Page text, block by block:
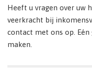
Heeft u vragen over uw
veerkracht bij
contact met ons op. Eén
maken.